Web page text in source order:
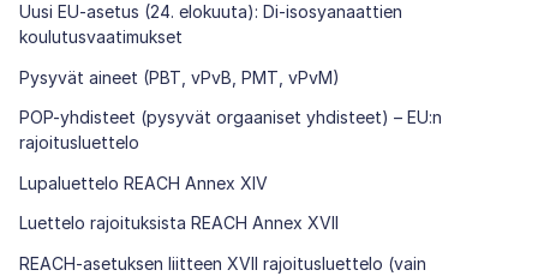
Uusi EU-asetus (24. elokuuta): Di-isosyanaattien
koulutusvaatimukset
Pysyvät aineet (PBT, vPvB, PMT, vPvM)
POP-yhdisteet (pysyvät orgaaniset yhdisteet) – EU:n
rajoitusluettelo
Lupaluettelo REACH Annex XIV
Luettelo rajoituksista REACH Annex XVII
REACH-asetuksen liitteen XVII rajoitusluettelo (vain